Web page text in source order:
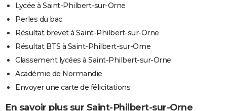
Lycée à Saint-Philbert-sur-Orne
Perles du bac
Résultat brevet à Saint-Philbert-sur-Orne
Résultat BTS à Saint-Philbert-sur-Orne
Classement lycées à Saint-Philbert-sur-Orne
Académie de Normandie
Envoyer une carte de félicitations
En savoir plus sur Saint-Philbert-sur-Orne